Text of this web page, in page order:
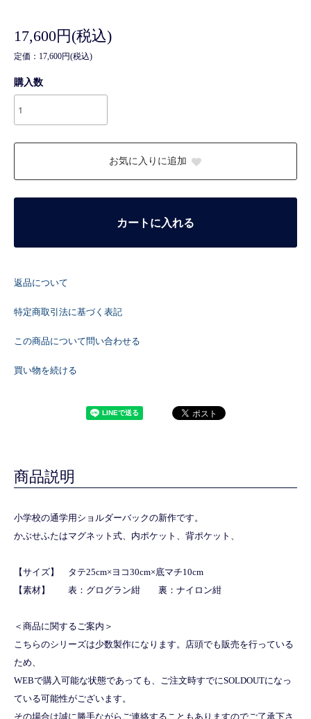
17,600円(税込)
定価：17,600円(税込)
購入数
お気に入りに追加
カートに入れる
返品について
特定商取引法に基づく表記
この商品について問い合わせる
買い物を続ける
商品説明
小学校の通学用ショルダーバックの新作です。
かぶせふたはマグネット式、内ポケット、背ポケット、
【サイズ】 タテ25cm×ヨコ30cm×底マチ10cm
【素材】 表：グログラン紺 裏：ナイロン紺
＜商品に関するご案内＞
こちらのシリーズは少数製作になります。店頭でも販売を行っている
ため、
WEBで購入可能な状態であっても、ご注文時すでにSOLDOUTになっ
ている可能性がございます。
その場合は誠に勝手ながらご連絡することもありますのでご了承下さ